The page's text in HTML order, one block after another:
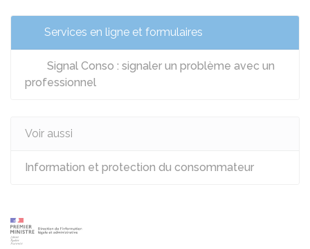
Services en ligne et formulaires
Signal Conso : signaler un problème avec un
professionnel
Voir aussi
Information et protection du consommateur